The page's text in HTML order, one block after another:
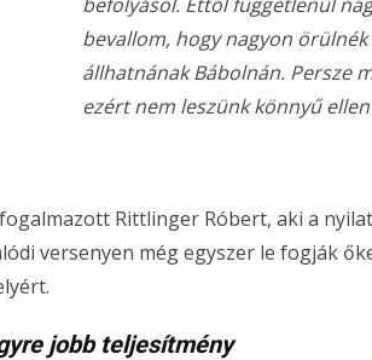
bevallom, hogy nagyon
állhatnának Bábolnán. Persze
ezért nem leszünk könnyű
Rittlinger Róbert, aki a
versenyen még egyszer le fogják
jobb teljesítmény